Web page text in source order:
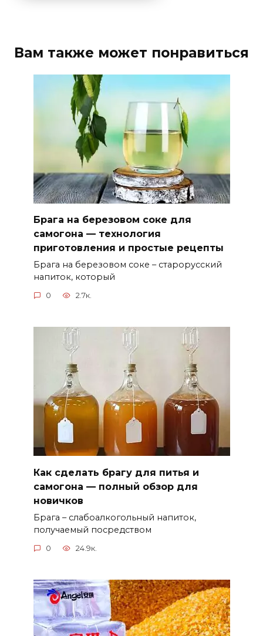
Вам также может понравиться
Брага на березовом соке для
самогона — технология
приготовления и простые рецепты
Брага на березовом соке – старорусский
напиток, который
0 2.7к.
Как сделать брагу для питья и
самогона — полный обзор для
новичков
Брага – слабоалкогольный напиток,
получаемый посредством
0 24.9к.